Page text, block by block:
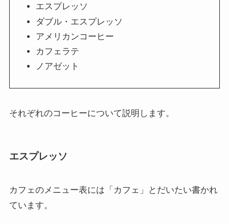
エスプレッソ
ダブル・エスプレッソ
アメリカンコーヒー
カフェラテ
ノアゼット
それぞれのコーヒーについて説明します。
エスプレッソ
カフェのメニュー表には「カフェ」とだいたい書かれ
ています。